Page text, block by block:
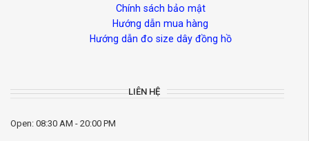
Chính sách bảo mật
Hướng dẫn mua hàng
Hướng dẫn đo size dây đồng hồ
LIÊN HỆ
Open: 08:30 AM - 20:00 PM